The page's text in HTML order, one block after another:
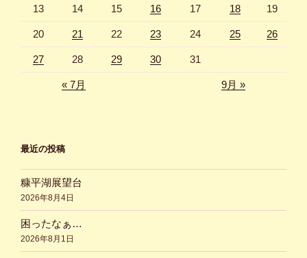
13 14 15 16 17 18 19
20 21 22 23 24 25 26
27 28 29 30 31
« 7月 9月 »
最近の投稿
糠平湖展望台
2026年8月4日
困ったなぁ…
2026年8月1日